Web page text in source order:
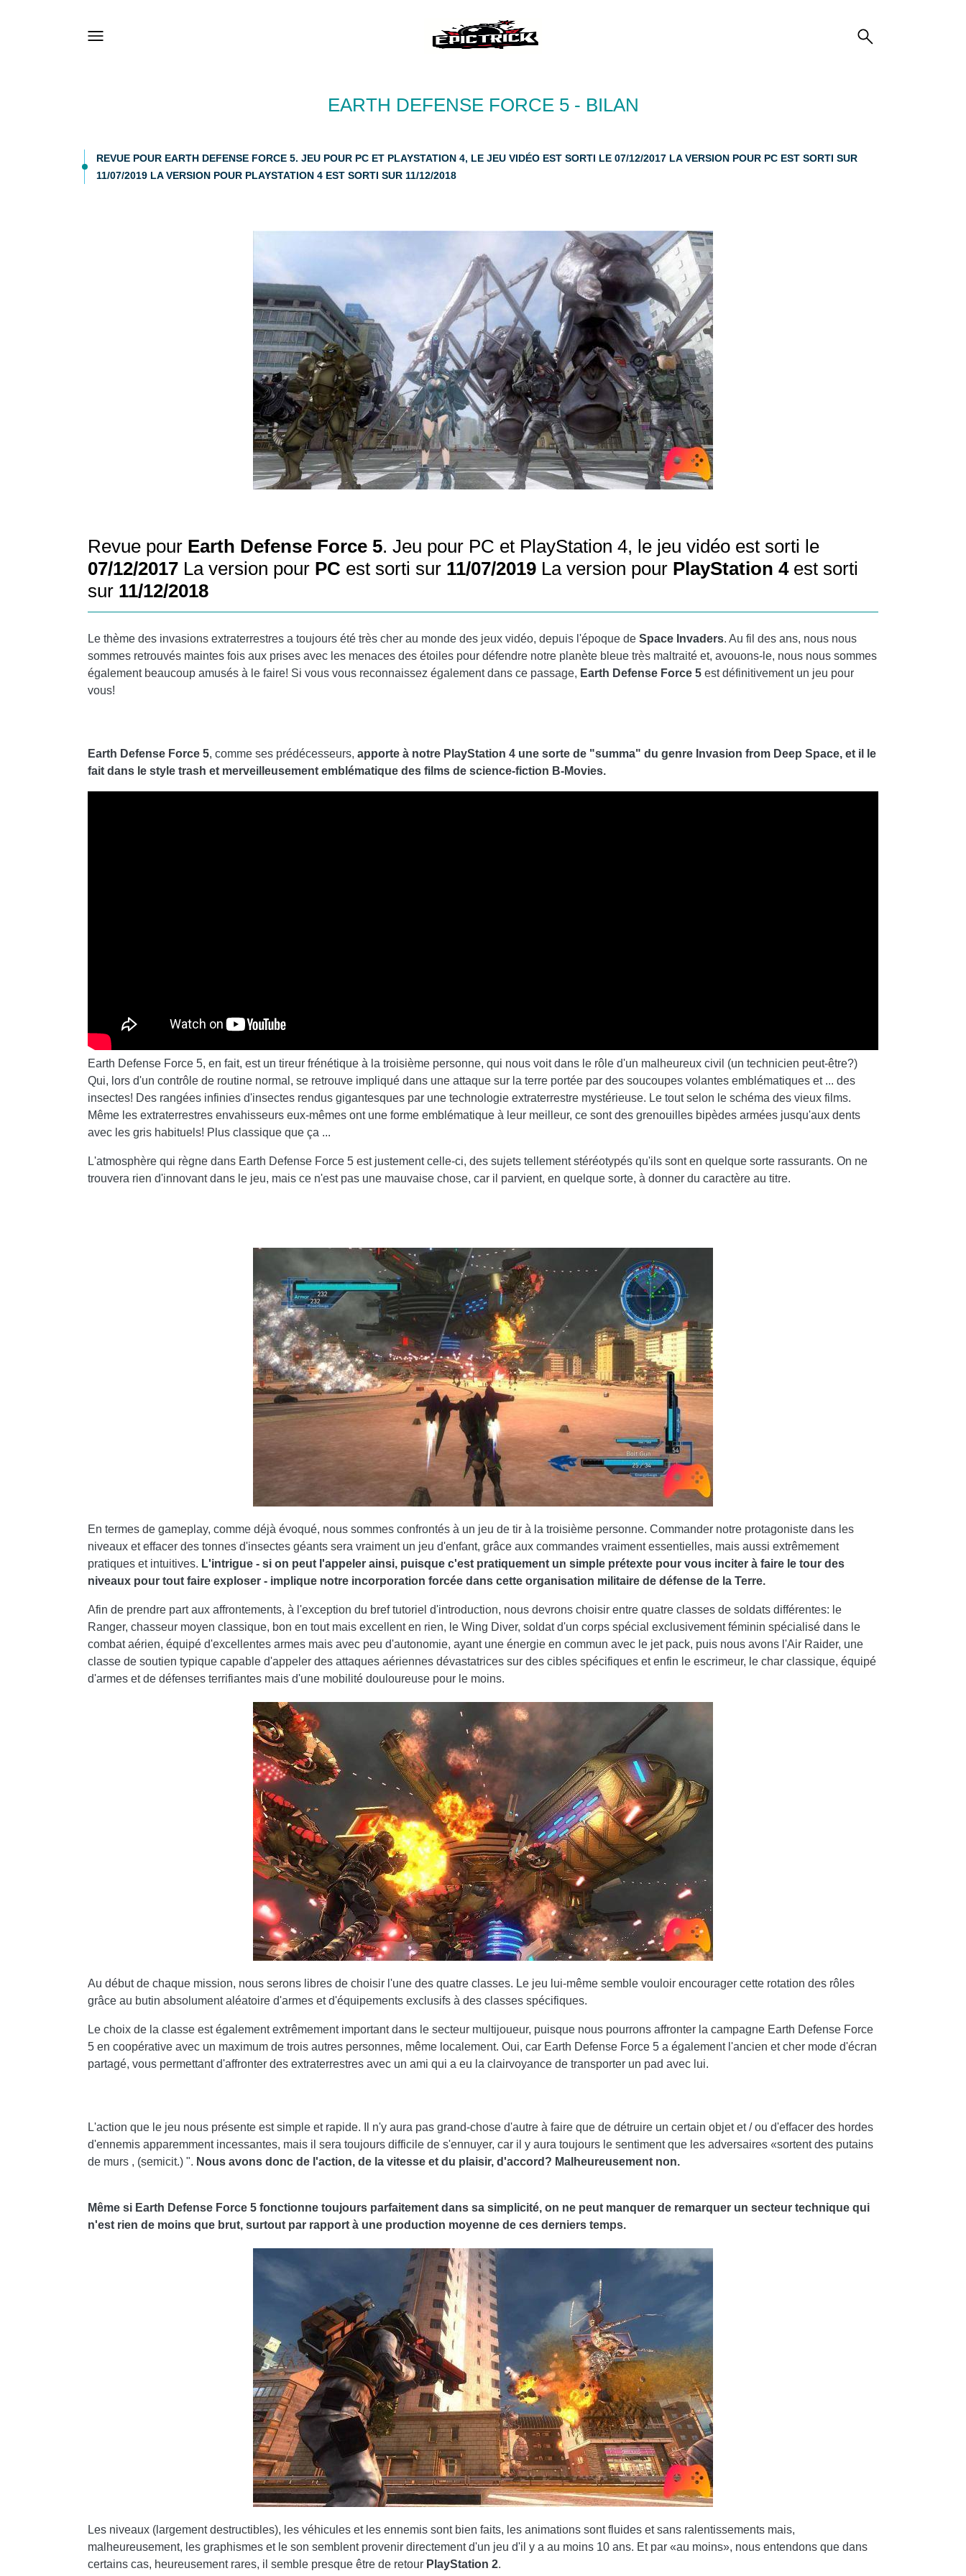
EARTH DEFENSE FORCE 5 - BILAN
REVUE POUR EARTH DEFENSE FORCE 5. JEU POUR PC ET PLAYSTATION 4, LE JEU VIDÉO EST SORTI LE 07/12/2017 LA VERSION POUR PC EST SORTI SUR
11/07/2019 LA VERSION POUR PLAYSTATION 4 EST SORTI SUR 11/12/2018
Revue pour Earth Defense Force 5. Jeu pour PC et PlayStation 4, le jeu vidéo est sorti le
07/12/2017 La version pour PC est sorti sur 11/07/2019 La version pour PlayStation 4est sorti
sur 11/12/2018
Le thème des invasions extraterrestres a toujours été très cher au monde des jeux vidéo, depuis l'époque de Space Invaders. Au fil des ans, nous nous
sommes retrouvés maintes fois aux prises avec les menaces des étoiles pour défendre notre planète bleue très maltraité et, avouons-le, nous nous sommes
également beaucoup amusés à le faire! Si vous vous reconnaissez également dans ce passage, Earth Defense Force 5 est définitivement un jeu pour
vous!
Earth Defense Force 5, comme ses prédécesseurs, apporte à notre PlayStation 4 une sorte de "summa" du genre Invasion from Deep Space, et il le
fait dans le style trash et merveilleusement emblématique des films de science-fiction B-Movies.
Earth Defense Force 5, en fait, est un tireur frénétique à la troisième personne, qui nous voit dans le rôle d'un malheureux civil (un technicien peut-être?)
Qui, lors d'un contrôle de routine normal, se retrouve impliqué dans une attaque sur la terre portée par des soucoupes volantes emblématiques et ... des
insectes! Des rangées infinies d'insectes rendus gigantesques par une technologie extraterrestre mystérieuse. Le tout selon le schéma des vieux films.
Même les extraterrestres envahisseurs eux-mêmes ont une forme emblématique à leur meilleur, ce sont des grenouilles bipèdes armées jusqu'aux dents
avec les gris habituels! Plus classique que ça ...
L'atmosphère qui règne dans Earth Defense Force 5 est justement celle-ci, des sujets tellement stéréotypés qu'ils sont en quelque sorte rassurants. On ne
trouvera rien d'innovant dans le jeu, mais ce n'est pas une mauvaise chose, car il parvient, en quelque sorte, à donner du caractère au titre.
En termes de gameplay, comme déjà évoqué, nous sommes confrontés à un jeu de tir à la troisième personne. Commander notre protagoniste dans les
niveaux et effacer des tonnes d'insectes géants sera vraiment un jeu d'enfant, grâce aux commandes vraiment essentielles, mais aussi extrêmement
pratiques et intuitives. L'intrigue - si on peut l'appeler ainsi, puisque c'est pratiquement un simple prétexte pour vous inciter à faire le tour des
niveaux pour tout faire exploser - implique notre incorporation forcée dans cette organisation militaire de défense de la Terre.
Afin de prendre part aux affrontements, à l'exception du bref tutoriel d'introduction, nous devrons choisir entre quatre classes de soldats différentes: le
Ranger, chasseur moyen classique, bon en tout mais excellent en rien, le Wing Diver, soldat d'un corps spécial exclusivement féminin spécialisé dans le
combat aérien, équipé d'excellentes armes mais avec peu d'autonomie, ayant une énergie en commun avec le jet pack, puis nous avons l'Air Raider, une
classe de soutien typique capable d'appeler des attaques aériennes dévastatrices sur des cibles spécifiques et enfin le escrimeur, le char classique, équipé
d'armes et de défenses terrifiantes mais d'une mobilité douloureuse pour le moins.
Au début de chaque mission, nous serons libres de choisir l'une des quatre classes. Le jeu lui-même semble vouloir encourager cette rotation des rôles
grâce au butin absolument aléatoire d'armes et d'équipements exclusifs à des classes spécifiques.
Le choix de la classe est également extrêmement important dans le secteur multijoueur, puisque nous pourrons affronter la campagne Earth Defense Force
5 en coopérative avec un maximum de trois autres personnes, même localement. Oui, car Earth Defense Force 5 a également l'ancien et cher mode d'écran
partagé, vous permettant d'affronter des extraterrestres avec un ami qui a eu la clairvoyance de transporter un pad avec lui.
L'action que le jeu nous présente est simple et rapide. Il n'y aura pas grand-chose d'autre à faire que de détruire un certain objet et / ou d'effacer des hordes
d'ennemis apparemment incessantes, mais il sera toujours difficile de s'ennuyer, car il y aura toujours le sentiment que les adversaires «sortent des putains
de murs , (semicit.) ". Nous avons donc de l'action, de la vitesse et du plaisir, d'accord? Malheureusement non.
Même si Earth Defense Force 5 fonctionne toujours parfaitement dans sa simplicité, on ne peut manquer de remarquer un secteur technique qui
n'est rien de moins que brut, surtout par rapport à une production moyenne de ces derniers temps.
Les niveaux (largement destructibles), les véhicules et les ennemis sont bien faits, les animations sont fluides et sans ralentissements mais,
malheureusement, les graphismes et le son semblent provenir directement d'un jeu d'il y a au moins 10 ans. Et par «au moins», nous entendons que dans
certains cas, heureusement rares, il semble presque être de retour PlayStation 2.